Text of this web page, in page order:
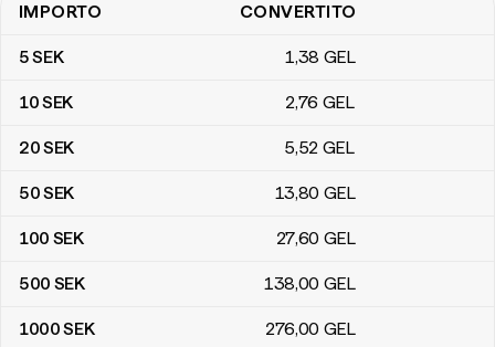
Tabella di conversione da corone svedesi a lari georgiani
IMPORTO CONVERTITO
5SEK 1,38 GEL
10SEK 2,76 GEL
20SEK 5,52 GEL
50SEK 13,80 GEL
100 SEK 27,60 GEL
500 SEK 138,00 GEL
1000SEK 276,00 GEL